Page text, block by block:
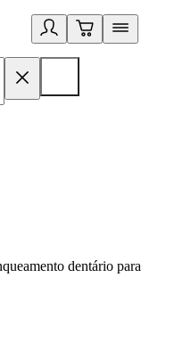
dentário para